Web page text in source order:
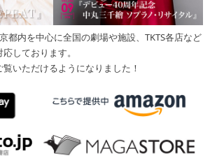
都内を中心に全国の劇場や施設、TKTS各店など
しております。
いただけるようになりました！